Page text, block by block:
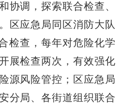
协调，探索联合检查、
区应急局同区消防大队
检查，每年对危险化学
展检查两次，有效强化
源风险管控；区应急局
分局、各街道组织联合